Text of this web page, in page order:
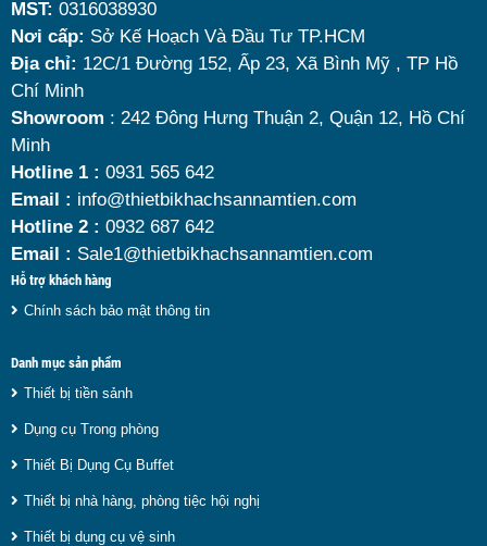
đâu là loại phù hợp nhất? Nên chọn nồi hâm buffet
dùng điện hay dùng cồn? Cùng tìm hiểu những tiêu
chí quan trọng giúp bạn chọn được mẫu
nóng thức ăn 9 lítchất lượng, bền đẹp và tối ưu chi
phí nhất hiện nay.
MST: 0316038930
Nơi cấp: Sở Kế Hoạch Và Đầu Tư TP.HCM
Địa chỉ: 12C/1 Đường 152, Ấp 23, Xã Bình Mỹ , TP Hồ
Chí Minh
Showroom : 242 Đông Hưng Thuận 2, Quận 12, Hồ Chí
Minh
Hotline 1 : 0931 565 642
Email : info@thietbikhachsannamtien.com
Hotline 2 : 0932 687 642
Email : Sale1@thietbikhachsannamtien.com
Hỗ trợ khách hàng
Chính sách bảo mật thông tin
Danh mục sản phẩm
Thiết bị tiền sảnh
Dụng cụ Trong phòng
Thiết Bị Dụng Cụ Buffet
Thiết bị nhà hàng, phòng tiệc hội nghị
Thiết bị dụng cụ vệ sinh